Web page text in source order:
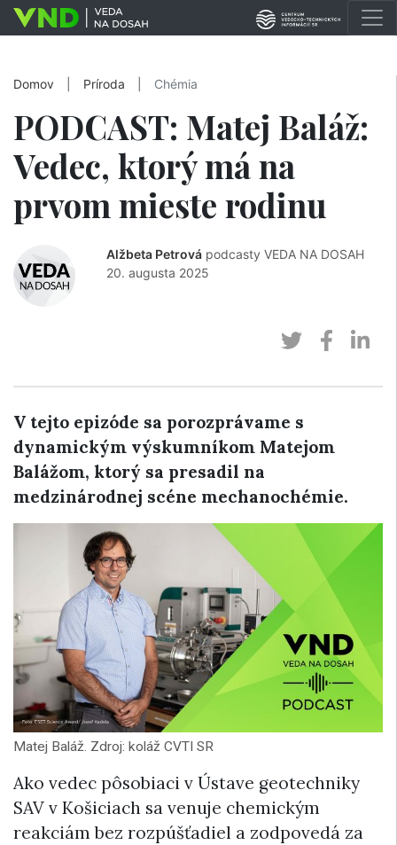
Domov Príroda Chémia
PODCAST: Matej Baláž:
Vedec, ktorý má na
prvom mieste rodinu
Alžbeta Petrová podcasty VEDA NA DOSAH
20. augusta 2025
V tejto epizóde sa porozprávame s
dynamickým výskumníkom Matejom
Balážom, ktorý sa presadil na
medzinárodnej scéne mechanochémie.
Matej Baláž. Zdroj: koláž CVTI SR
Ako vedec pôsobiaci v Ústave geotechniky
SAV v Košiciach sa venuje chemickým
reakciám bez rozpúšťadiel a zodpovedá za